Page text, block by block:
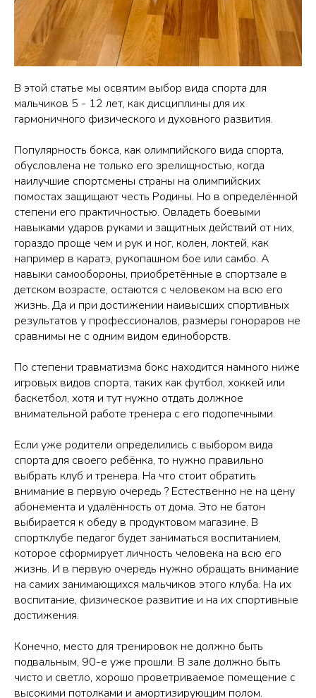
В этой статье мы освятим выбор вида спорта для
мальчиков 5 - 12 лет, как дисциплины для их
гармоничного физического и духовного развития.
Популярность бокса, как олимпийского вида спорта,
обусловлена не только его зрелищностью, когда
наилучшие спортсмены страны на олимпийских
помостах защищают честь Родины. Но в определённой
степени его практичностью. Овладеть боевыми
навыками ударов руками и защитных действий от них,
гораздо проще чем и рук и ног, колен, локтей, как
например в каратэ, рукопашном бое или самбо. А
навыки самообороны, приобретённые в спортзале в
детском возрасте, остаются с человеком на всю его
жизнь. Да и при достижении наивысших спортивных
результатов у профессионалов, размеры гонораров не
сравнимы не с одним видом единоборств.
По степени травматизма бокс находится намного ниже
игровых видов спорта, таких как футбол, хоккей или
баскетбол, хотя и тут нужно отдать должное
внимательной работе тренера с его подопечными.
Если уже родители определились с выбором вида
спорта для своего ребёнка, то нужно правильно
выбрать клуб и тренера. На что стоит обратить
внимание в первую очередь ? Естественно не на цену
абонемента и удалённость от дома. Это не батон
выбирается к обеду в продуктовом магазине. В
спортклубе педагог будет заниматься воспитанием,
которое сформирует личность человека на всю его
жизнь. И в первую очередь нужно обращать внимание
на самих занимающихся мальчиков этого клуба. На их
воспитание, физическое развитие и на их спортивные
достижения.
Конечно, место для тренировок не должно быть
подвальным, 90-е уже прошли. В зале должно быть
чисто и светло, хорошо проветриваемое помещение с
высокими потолками и амортизирующим полом.